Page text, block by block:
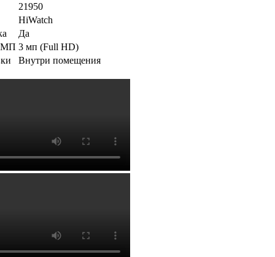
21950
HiWatch
Да
МП 3 мп (Full HD)
Внутри помещения